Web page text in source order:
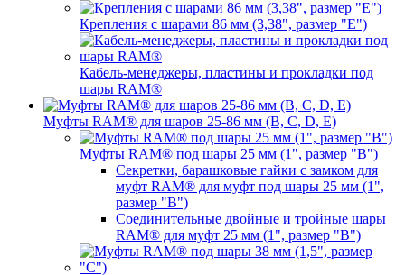
Крепления с шарами 86 мм (3,38", размер "E")
Кабель-менеджеры, пластины и прокладки под
шары RAM®
Муфты RAM® для шаров 25-86 мм (B, C, D, E)
Муфты RAM® под шары 25 мм (1", размер "B")
Секретки, барашковые гайки с замком для
муфт RAM® для муфт под шары 25 мм (1",
размер "B")
Соединительные двойные и тройные шары
RAM® для муфт 25 мм (1", размер "B")